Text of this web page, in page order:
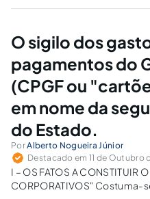
parentes de senadores e
O sigilo dos
pagamentos do
(CPGF ou
em nome da
do Estado.
PorAlberto Nogueira Júnior
Destacado em 11 de
I – OS FATOS A CONSTITUIR
CORPORATIVOS" Costuma-